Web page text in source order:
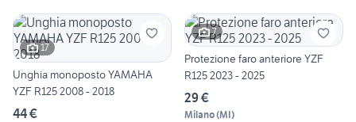
17
Unghia monoposto YAMAHA
YZF R125 2008 - 2018
44 €
7
Protezione faro anteriore YZF
R125 2023 - 2025
29 €
Milano(MI)